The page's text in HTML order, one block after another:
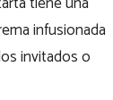
infusionada
invitados o